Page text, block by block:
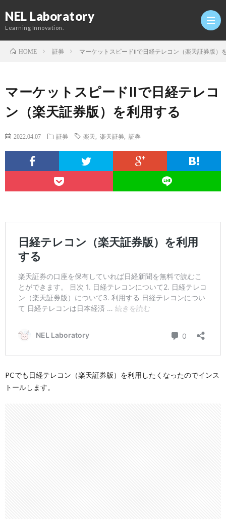
NEL Laboratory
Learning Innovation.
HOME 証券 マーケットスピードIIで日経テレコン（楽天証券版）
マーケットスピードIIで日経テレコ
ン（楽天証券版）を利用する
2022.04.07 証券 楽天 楽天証券 証券
PCでも日経テレコン（楽天証券版）を利用したくなったのでインス
トールします。